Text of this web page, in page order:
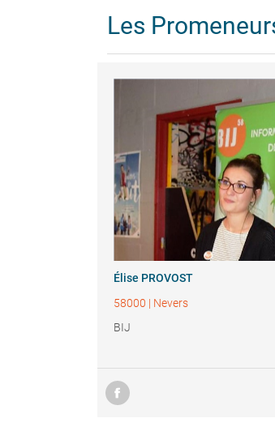
Les
Élise PROVOST
58000 | Nevers
BIJ